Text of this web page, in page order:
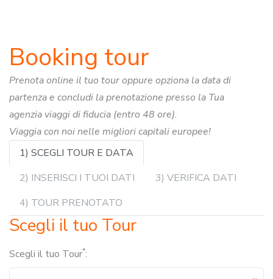
Booking tour
Prenota online il tuo tour oppure opziona la data di
partenza e concludi la prenotazione presso la Tua
agenzia viaggi di fiducia (entro 48 ore).
Viaggia con noi nelle migliori capitali europee!
1) SCEGLI TOUR E DATA
2) INSERISCI I TUOI DATI
3) VERIFICA DATI
4) TOUR PRENOTATO
Scegli il tuo Tour
Scegli il tuo Tour*: